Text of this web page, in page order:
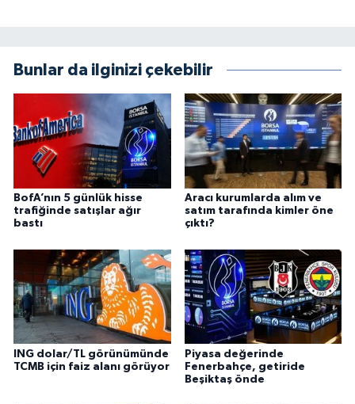
Bunlar da ilginizi çekebilir
BofA’nın 5 günlük hisse
trafiğinde satışlar ağır
bastı
Aracı kurumlarda alım ve
satım tarafında kimler öne
çıktı?
ING dolar/TL görünümünde
TCMB için faiz alanı görüyor
Piyasa değerinde
Fenerbahçe, getiride
Beşiktaş önde